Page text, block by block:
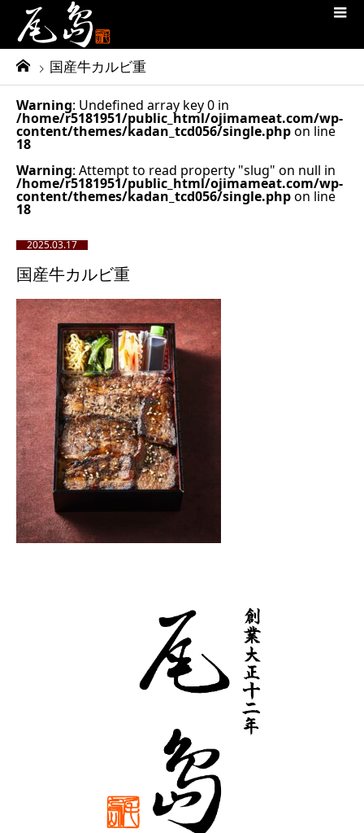
国産牛カルビ重
Warning: Undefined array key 0 in
/home/r5181951/public_html/ojimameat.com/wp-
content/themes/kadan_tcd056/single.phpon line
18
Warning: Attempt to read property "slug" on null in
/home/r5181951/public_html/ojimameat.com/wp-
content/themes/kadan_tcd056/single.phpon line
18
2025.03.17
国産牛カルビ重